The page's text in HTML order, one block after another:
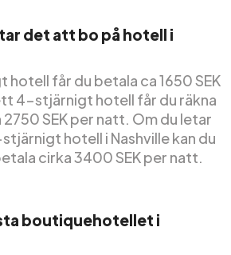
det att bo på hotell i
får du betala ca 1650 SEK
4-stjärnigt hotell får du räkna
SEK per natt. Om du letar
hotell i Nashville kan du
cirka 3400 SEK per natt.
boutiquehotellet i